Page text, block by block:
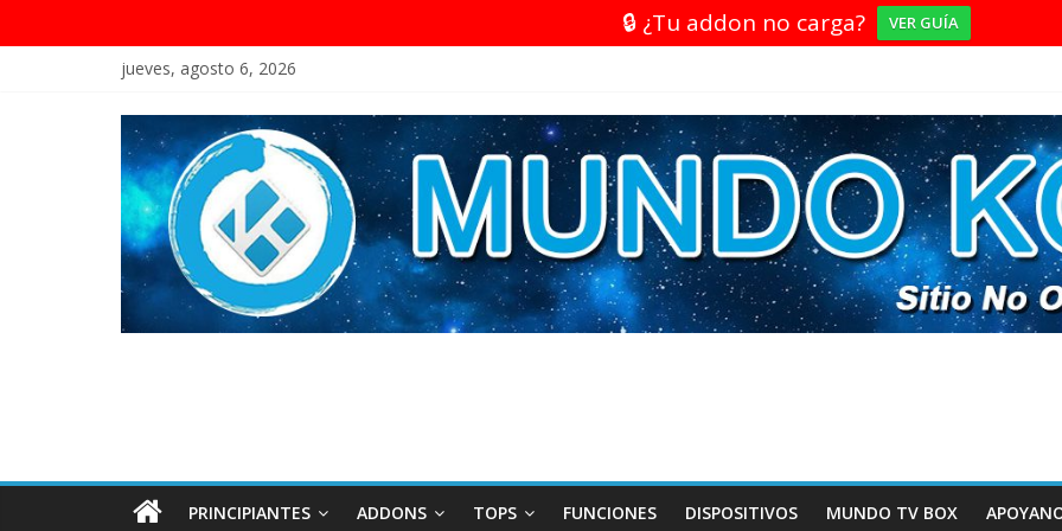
🔒 ¿Tu addon no carga? VER GUÍA
jueves, agosto 6, 2026
PRINCIPIANTES ADDONS TOPS FUNCIONES DISPOSITIVOS MUNDO TV BOX